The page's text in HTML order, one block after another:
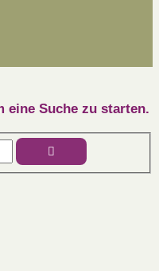
eine Suche zu starten.